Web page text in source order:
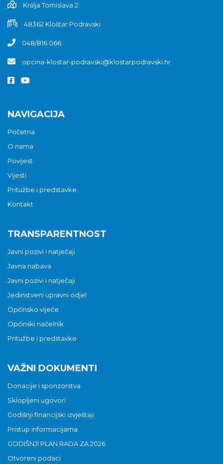
Kralja Tomislava 2
48362 Kloštar Podravski
048/816 066
opcina-klostar-podravski@klostarpodravski.hr
NAVIGACIJA
Početna
O nama
Povijest
Vijesti
Pritužbe i predstavke
Kontakt
TRANSPARENTNOST
Javni pozivi i natječaji
Javna nabava
Javni pozivi i natječaji
Jedinstveni upravni odjel
Općinsko vijeće
Općinski načelnik
Pritužbe i predstavke
VAŽNI DOKUMENTI
Donacije i sponzorstva
Sklopljeni ugovori
Godišnji financijski izvještaji
Pristup informacijama
GODIŠNJI PLAN RADA ZA 2026
Otvoreni podaci